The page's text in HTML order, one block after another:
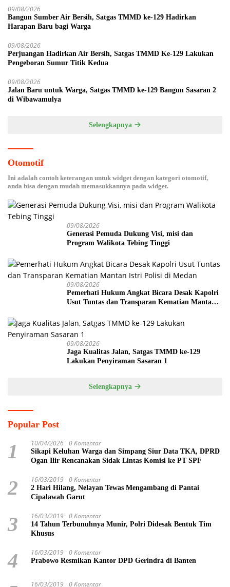
09/08/2026
Bangun Sumber Air Bersih, Satgas TMMD ke-129 Hadirkan
Harapan Baru bagi Warga
09/08/2026
Perjuangan Hadirkan Air Bersih, Satgas TMMD Ke-129 Lakukan
Pengeboran Sumur Titik Kedua
09/08/2026
Jalan Baru untuk Warga, Satgas TMMD ke-129 Bangun Sasaran 2
di Wibawamulya
Selengkapnya
Otomotif
Ini adalah contoh keterangan untuk widget dengan kategori otomotif,
anda bisa dengan mudah memasukkannya pada widget.
09/08/2026
Generasi Pemuda Dukung Visi, misi dan
Program Walikota Tebing Tinggi
09/08/2026
Pemerhati Hukum Angkat Bicara Desak Kapolri
Usut Tuntas dan Transparan Kematian Mantan
09/08/2026
Jaga Kualitas Jalan, Satgas TMMD ke-129
Lakukan Penyiraman Sasaran 1
Selengkapnya
Popular Post
1 10/04/2026 0 Komentar
Sikapi Keluhan Warga dan Simpang Siur Data TKA, DPRD
Ogan Ilir Rencanakan Sidak Lintas Komisi ke PT SPF
2 16/03/2019 0 Komentar
2 Hari Hilang, Nelayan Tewas Mengambang di Pantai
Cipalawah Garut
3 16/03/2019 0 Komentar
14 Tahun Terbunuhnya Munir, Polri Didesak Bentuk Tim
Khusus
4 16/03/2019 0 Komentar
Prabowo Resmikan Kantor DPD Gerindra di Banten
16/03/2019 0 Komentar